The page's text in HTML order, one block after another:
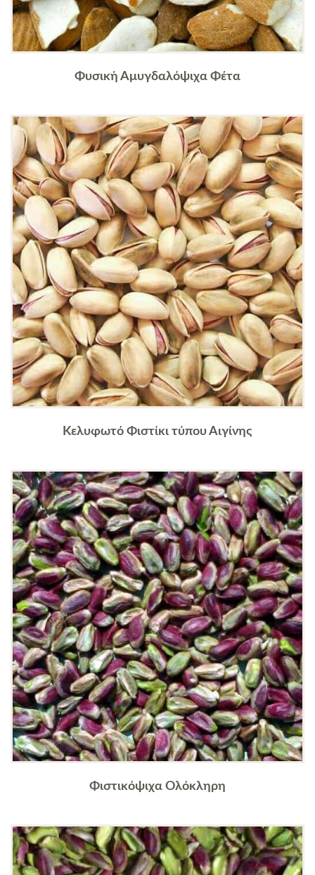
Φυσική Αμυγδαλόψιχα Φέτα
Κελυφωτό Φιστίκι τύπου Αιγίνης
Φιστικόψιχα Ολόκληρη